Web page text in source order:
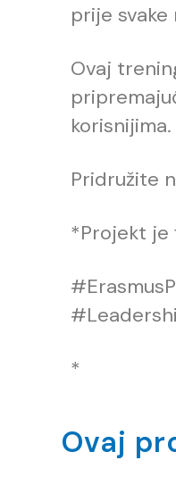
prije svake
Ovaj
korisnijima.
Pridružite
*Projekt je
*
Ovaj